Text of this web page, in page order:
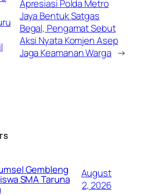
Apresiasi Polda Metro
Jaya Bentuk Satgas
Begal, Pengamat Sebut
Aksi Nyata Komjen Asep
Jaga Keamanan Warga →
Gembleng
SMA Taruna
August
2, 2026